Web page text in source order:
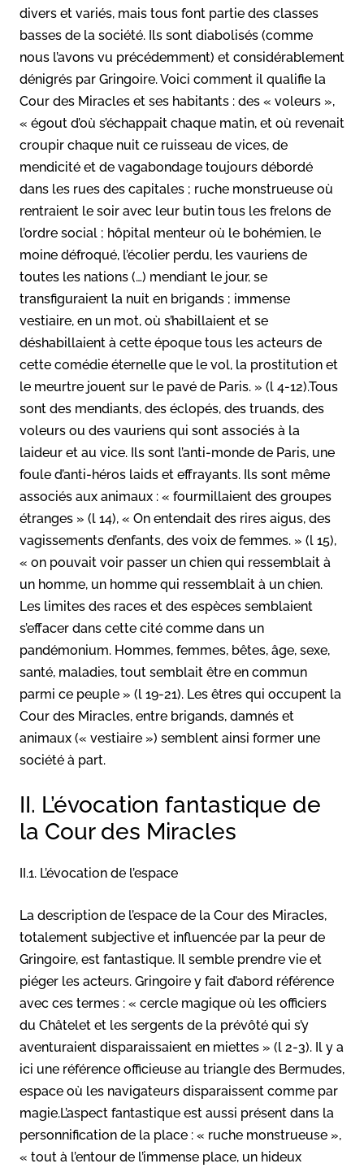
divers et variés, mais tous font partie des classes
basses de la société. Ils sont diabolisés (comme
nous l’avons vu précédemment) et considérablement
dénigrés par Gringoire. Voici comment il qualifie la
Cour des Miracles et ses habitants : des « voleurs »,
« égout d’où s’échappait chaque matin, et où revenait
croupir chaque nuit ce ruisseau de vices, de
mendicité et de vagabondage toujours débordé
dans les rues des capitales ; ruche monstrueuse où
rentraient le soir avec leur butin tous les frelons de
l’ordre social ; hôpital menteur où le bohémien, le
moine défroqué, l’écolier perdu, les vauriens de
toutes les nations (…) mendiant le jour, se
transfiguraient la nuit en brigands ; immense
vestiaire, en un mot, où s’habillaient et se
déshabillaient à cette époque tous les acteurs de
cette comédie éternelle que le vol, la prostitution et
le meurtre jouent sur le pavé de Paris. » (l 4-12).Tous
sont des mendiants, des éclopés, des truands, des
voleurs ou des vauriens qui sont associés à la
laideur et au vice. Ils sont l’anti-monde de Paris, une
foule d’anti-héros laids et effrayants. Ils sont même
associés aux animaux : « fourmillaient des groupes
étranges » (l 14), « On entendait des rires aigus, des
vagissements d’enfants, des voix de femmes. » (l 15),
« on pouvait voir passer un chien qui ressemblait à
un homme, un homme qui ressemblait à un chien.
Les limites des races et des espèces semblaient
s’effacer dans cette cité comme dans un
pandémonium. Hommes, femmes, bêtes, âge, sexe,
santé, maladies, tout semblait être en commun
parmi ce peuple » (l 19-21). Les êtres qui occupent la
Cour des Miracles, entre brigands, damnés et
animaux (« vestiaire ») semblent ainsi former une
société à part.
II. L’évocation fantastique de
la Cour des Miracles
II.1. L’évocation de l’espace
La description de l’espace de la Cour des Miracles,
totalement subjective et influencée par la peur de
Gringoire, est fantastique. Il semble prendre vie et
piéger les acteurs. Gringoire y fait d’abord référence
avec ces termes : « cercle magique où les officiers
du Châtelet et les sergents de la prévôté qui s’y
aventuraient disparaissaient en miettes » (l 2-3). Il y a
ici une référence officieuse au triangle des Bermudes,
espace où les navigateurs disparaissent comme par
magie.L’aspect fantastique est aussi présent dans la
personnification de la place : « ruche monstrueuse »,
« tout à l’entour de l’immense place, un hideux